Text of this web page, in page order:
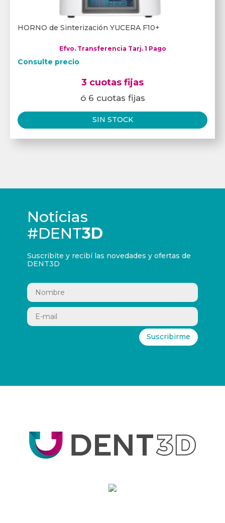
HORNO de Sinterización YUCERA F10+
Efvo. Transferencia Tarj. 1 Pago
Consulte precio
3 cuotas fijas
ó 6 cuotas fijas
SIN STOCK
Noticias
#DENT3D
Suscribite y recibí las novedades y ofertas de
DENT3D
Suscribirme